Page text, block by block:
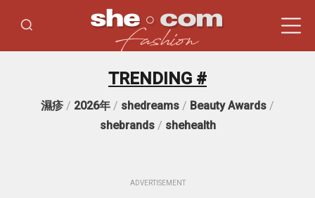
TRENDING #
濕疹 / 2026年 / shedreams / Beauty Awards /
shebrands/ shehealth
ADVERTISEMENT